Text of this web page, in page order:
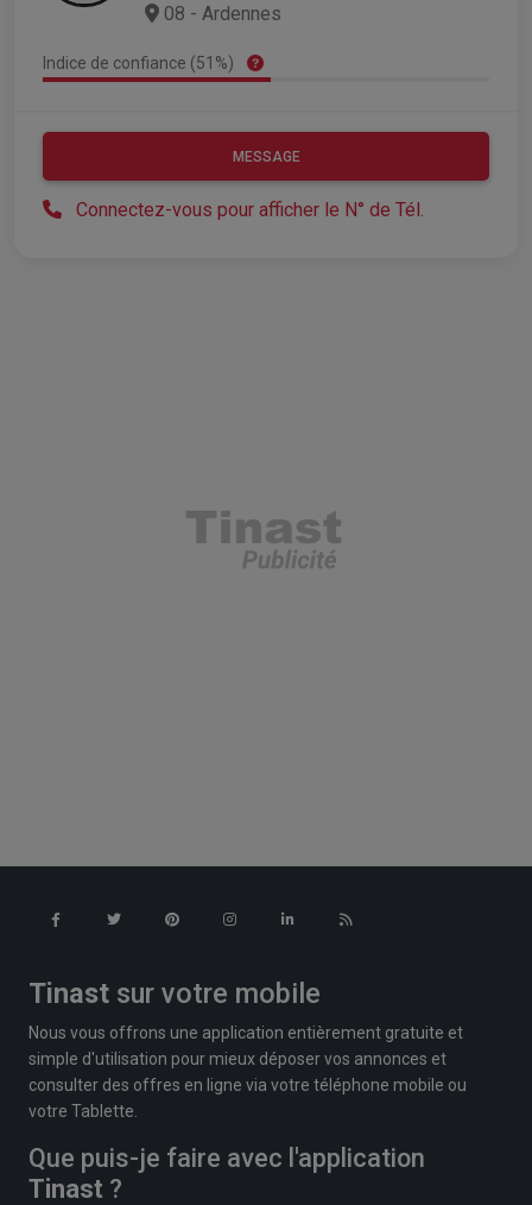
08 - Ardennes
Indice de confiance (51%)
MESSAGE
Connectez-vous pour afficher le N° de Tél.
Tinast sur votre mobile
Nous vous offrons une application entièrement gratuite et
simple d'utilisation pour mieux déposer vos annonces et
consulter des offres en ligne via votre téléphone mobile ou
votre Tablette.
Que puis-je faire avec l'application
Tinast ?